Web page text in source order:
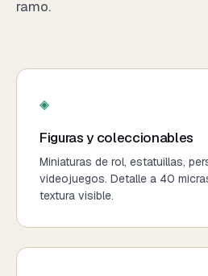
ramo.
◈
Figuras y coleccionables
Miniaturas de rol, estatuillas,
videojuegos. Detalle a 40
textura visible.